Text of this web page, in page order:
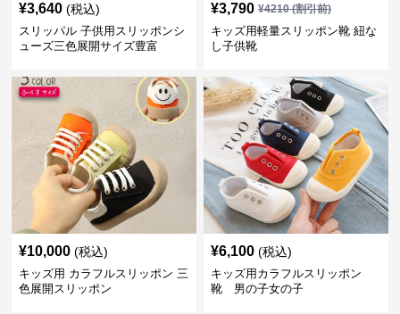
¥3,640 (税込)
スリッパル 子供用スリッポンシ
ューズ三色展開サイズ豊富
¥3,790 ¥4210(割引前)
キッズ用軽量スリッポン靴 紐な
し子供靴
¥10,000 (税込)
キッズ用 カラフルスリッポン 三
色展開スリッポン
¥6,100 (税込)
キッズ用カラフルスリッポン
靴 男の子女の子